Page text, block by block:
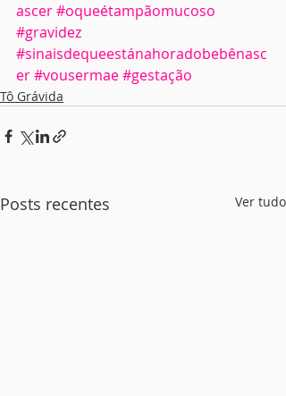
ascer#oqueétampãomucoso
#gravidez
#sinaisdequeestánahoradobebênasc
er#vousermae#gestação
Tô Grávida
Posts recentes Ver tudo